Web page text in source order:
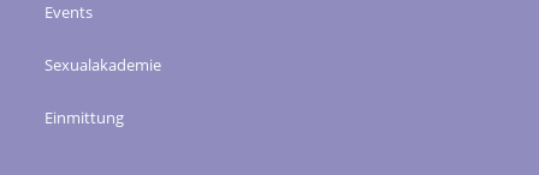
Events
Sexualakademie
Einmittung